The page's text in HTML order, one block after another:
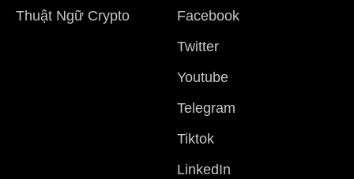
Thuật Ngữ Crypto
Facebook
Twitter
Youtube
Telegram
Tiktok
LinkedIn